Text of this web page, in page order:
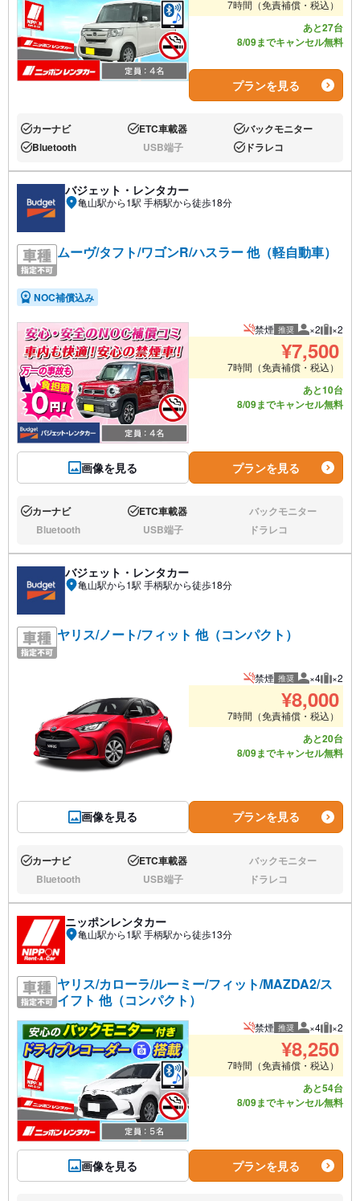
7時間（免責補償・税込）
あと27台
8/09までキャンセル無料
プランを見る
あり:カーナビ あり:ETC車載器 あり:バックモニター
あり:Bluetooth なし:USB端子 あり:ドラレコ
バジェット・レンタカー
亀山駅から1駅 手柄駅から徒歩18分
ムーヴ/タフト/ワゴンR/ハスラー 他（軽自動車）
NOC補償込み
画像を見る
禁煙 推奨 推奨人数
×2 推奨
×2
¥7,500
7時間（免責補償・税込）
あと10台
8/09までキャンセル無料
プランを見る
あり:カーナビ あり:ETC車載器 なし:バックモニター
なし:Bluetooth なし:USB端子 なし:ドラレコ
バジェット・レンタカー
亀山駅から1駅 手柄駅から徒歩18分
ヤリス/ノート/フィット 他（コンパクト）
画像を見る
禁煙 推奨 推奨人数
×4 推奨
×2
¥8,000
7時間（免責補償・税込）
あと20台
8/09までキャンセル無料
プランを見る
あり:カーナビ あり:ETC車載器 なし:バックモニター
なし:Bluetooth なし:USB端子 なし:ドラレコ
ニッポンレンタカー
亀山駅から1駅 手柄駅から徒歩13分
ヤリス/カローラ/ルーミー/フィット/MAZDA2/ス
イフト 他（コンパクト）
画像を見る
禁煙 推奨 推奨人数
×4 推奨
×2
¥8,250
7時間（免責補償・税込）
あと54台
8/09までキャンセル無料
プランを見る